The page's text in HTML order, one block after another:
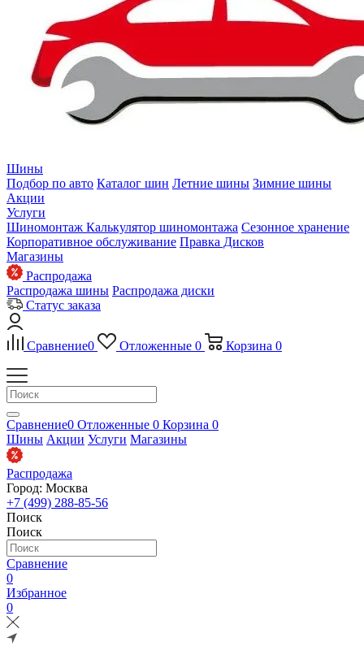
Шины
Подбор по авто Каталог шин Летние шины Зимние шины
Акции
Услуги
Шиномонтаж Калькулятор шиномонтажа Сезонное хранение
Корпоративное обслуживание Правка Дисков
Магазины
Распродажа
Распродажа шины Распродажа диски
Статус заказа
Сравнение0 Отложенные 0 Корзина 0
Сравнение0 Отложенные 0 Корзина 0
Шины Акции Услуги Магазины
Распродажа
Город: Москва
+7 (499) 288-85-56
Поиск
Поиск
Сравнение
0
Избранное
0